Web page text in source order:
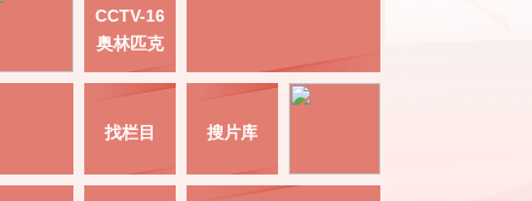
CCTV-16
奥林匹克
找栏目 搜片库